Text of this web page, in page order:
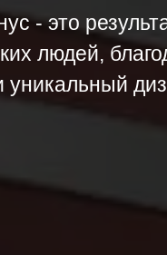
- это
людей,
уникальный